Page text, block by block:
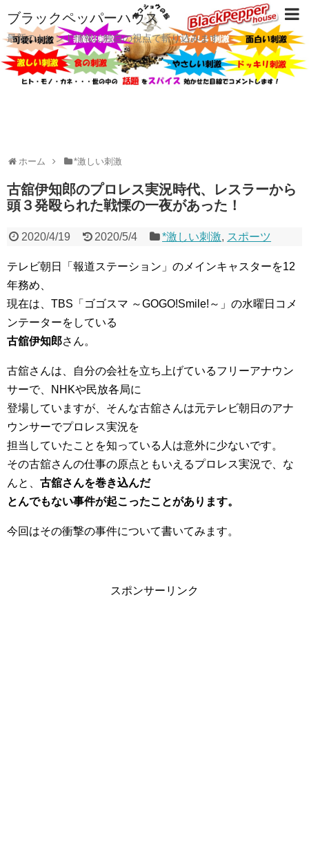
ブラックペッパーハウス
最新のトレンド情報に独自の視点で斬り込みます
ホーム *激しい刺激
古舘伊知郎のプロレス実況時代、レスラーから
頭３発殴られた戦慄の一夜があった！
2020/4/19 2020/5/4 *激しい刺激, スポーツ
テレビ朝日「報道ステーション」のメインキャスターを12
年務め、
現在は、TBS「ゴゴスマ ～GOGO!Smile!～」の水曜日コメ
ンテーターをしている
古舘伊知郎さん。
古舘さんは、自分の会社を立ち上げているフリーアナウン
サーで、NHKや民放各局に
登場していますが、そんな古舘さんは元テレビ朝日のアナ
ウンサーでプロレス実況を
担当していたことを知っている人は意外に少ないです。
その古舘さんの仕事の原点ともいえるプロレス実況で、な
んと、 古舘さんを巻き込んだ
とんでもない事件が起こったことがあります。
今回はその衝撃の事件について書いてみます。
スポンサーリンク